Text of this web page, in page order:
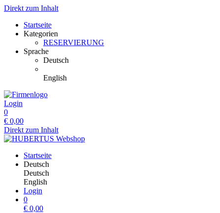
Direkt zum Inhalt
Startseite
Kategorien
RESERVIERUNG
Sprache
Deutsch
English
Login
0
€ 0,00
Direkt zum Inhalt
Startseite
Deutsch
Deutsch
English
Login
0
€ 0,00